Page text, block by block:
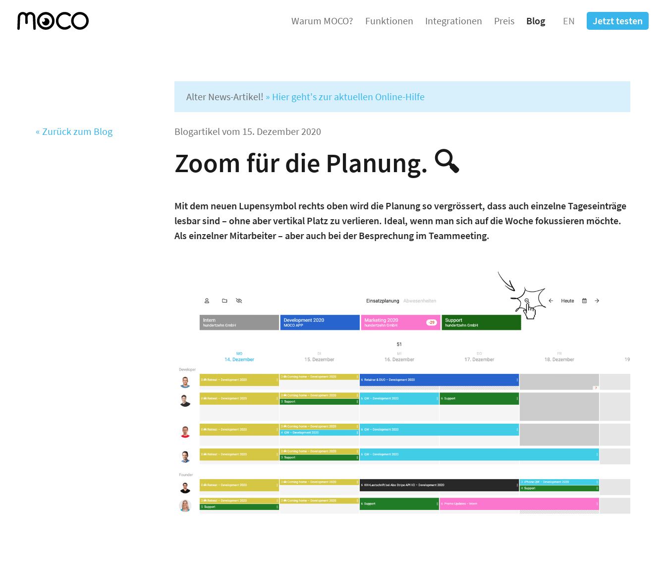
Warum MOCO? Funktionen Integrationen Preis Blog EN Jetzt testen
« Zurück zum Blog
Alter News-Artikel! » Hier geht's zur aktuellen Online-Hilfe
Blogartikel vom 15. Dezember 2020
Zoom für die Planung. 🔍
Mit dem neuen Lupensymbol rechts oben wird die Planung so vergrössert, dass auch einzelne Tageseinträge
lesbar sind – ohne aber vertikal Platz zu verlieren. Ideal, wenn man sich auf die Woche fokussieren möchte.
Als einzelner Mitarbeiter – aber auch bei der Besprechung im Teammeeting.